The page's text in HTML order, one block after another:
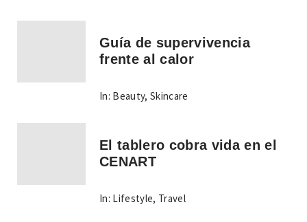
Guía de supervivencia
frente al calor
In: Beauty,Skincare
El tablero cobra vida en el
CENART
In: Lifestyle, Travel